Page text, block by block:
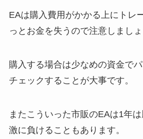
EAは購入費用がかかる上にトレ
っとお金を失うので注意しましょ
購入する場合は少なめの資金で
チェックすることが大事です。
またこういった市販のEAは1年
激に負けることもあります。